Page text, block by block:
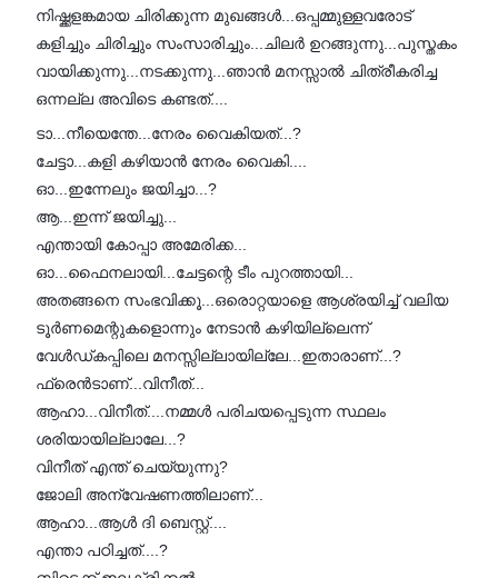
നിഷ്ക്കളങ്കമായ ചിരിക്കുന്ന മുഖങ്ങൾ...ഒപ്പമ്മുള്ളവരോട്
കളിച്ചും ചിരിച്ചും സംസാരിച്ചും...ചിലർ ഉറങ്ങുന്നു...പുസ്തകം
വായിക്കുന്നു...നടക്കുന്നു...ഞാൻ മനസ്സാൽ ചിത്രീകരിച്ച
ഒന്നല്ല അവിടെ കണ്ടത്....
ടാ...നീയെന്തേ...നേരം വൈകിയത്...?
ചേട്ടാ...കളി കഴിയാൻ നേരം വൈകി....
ഓ...ഇന്നേലും ജയിച്ചാ...?
ആ...ഇന്ന് ജയിച്ചു...
എന്തായി കോപ്പാ അമേരിക്ക...
ഓ...ഫൈനലായി...ചേട്ടന്റെ ടീം പുറത്തായി...
അതങ്ങനെ സംഭവിക്കൂ...ഒരൊറ്റയാളെ ആശ്രയിച്ച് വലിയ
ടൂർണമെന്റുകളൊന്നും നേടാൻ കഴിയില്ലെന്ന്
വേൾഡ്കപ്പിലെ മനസ്സില്ലായില്ലേ...ഇതാരാണ്...?
ഫ്രെൻടാണ്...വിനീത്...
ആഹാ...വിനീത്....നമ്മൾ പരിചയപ്പെടുന്ന സ്ഥലം
ശരിയായില്ലാലേ...?
വിനീത് എന്ത് ചെയ്യുന്നു?
ജോലി അന്വേഷണത്തിലാണ്...
ആഹാ...ആൾ ദി ബെസ്റ്റ്....
എന്താ പഠിച്ചത്....?